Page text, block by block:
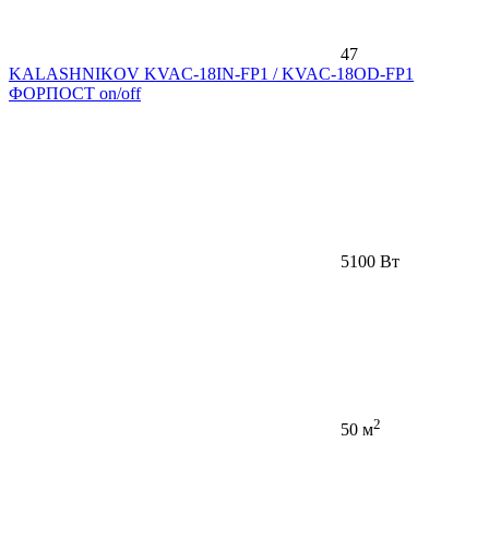
47
KALASHNIKOV KVAC-18IN-FP1 / KVAC-18OD-FP1
ФОРПОСТ on/off
5100 Вт
50 м2